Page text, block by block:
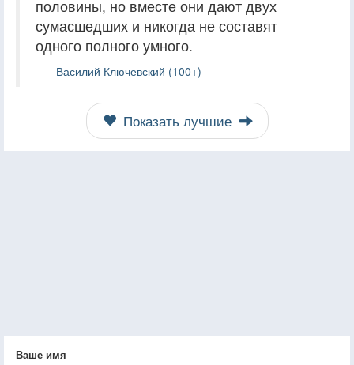
половины, но вместе они дают двух
сумасшедших и никогда не составят
одного полного умного.
Василий Ключевский (100+)
Показать лучшие
Ваше имя